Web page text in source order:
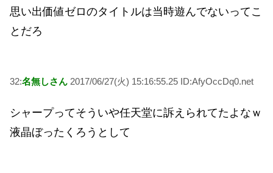
思い出価値ゼロのタイトルは当時遊んでないってこ
とだろ
32:名無しさん 2017/06/27(火) 15:16:55.25 ID:AfyOccDq0.net
シャープってそういや任天堂に訴えられてたよなｗ
液晶ぼったくろうとして